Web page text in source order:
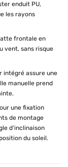
enduit PU,
les rayons
frontale en
vent, sans risque
intégré assure une
manuelle prend
une fixation
de montage
d'inclinaison
du soleil.